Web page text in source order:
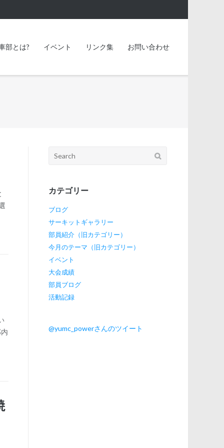
部とは? イベント リンク集 お問い合わせ
Search
カテゴリー
ブログ
サーキットギャラリー
部員紹介（旧カテゴリー）
今月のテーマ（旧カテゴリー）
イベント
大会成績
部員ブログ
活動記録
@yumc_powerさんのツイート